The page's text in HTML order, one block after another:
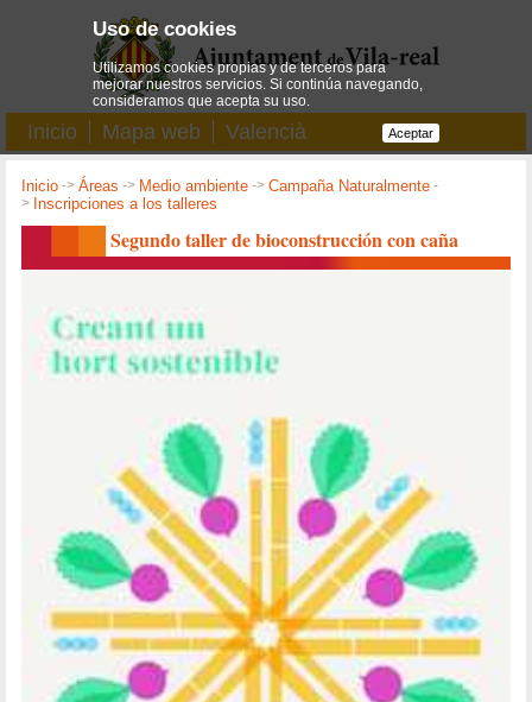
Inicio Mapa web Valencià
Inicio ->Áreas -> Medio ambiente ->Campaña Naturalmente -
> Inscripciones a los talleres
Segundo taller de bioconstrucción con caña
Uso de cookies
Utilizamos cookies propias y de terceros para
mejorar nuestros servicios. Si continúa navegando,
consideramos que acepta su uso.
Aceptar